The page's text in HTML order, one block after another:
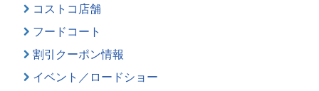
コストコ店舗
フードコート
割引クーポン情報
イベント／ロードショー